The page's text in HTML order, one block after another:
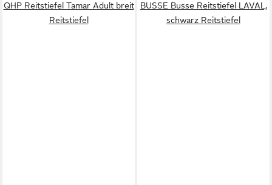
QHP Reitstiefel Tamar Adult breit
Reitstiefel
BUSSE Busse Reitstiefel LAVAL,
schwarz Reitstiefel